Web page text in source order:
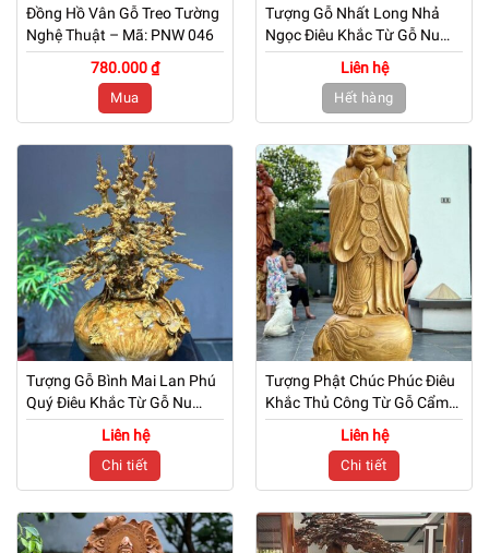
Đồng Hồ Vân Gỗ Treo Tường
Nghệ Thuật – Mã: PNW 046
780.000 ₫
Mua
Tượng Gỗ Nhất Long Nhả
Ngọc Điêu Khắc Từ Gỗ Nu
Kháo Vàng
Liên hệ
Hết hàng
Tượng Gỗ Bình Mai Lan Phú
Quý Điêu Khắc Từ Gỗ Nu
Ngọc Nghiến
Liên hệ
Chi tiết
Tượng Phật Chúc Phúc Điêu
Khắc Thủ Công Từ Gỗ Cẩm
Vàng
Liên hệ
Chi tiết